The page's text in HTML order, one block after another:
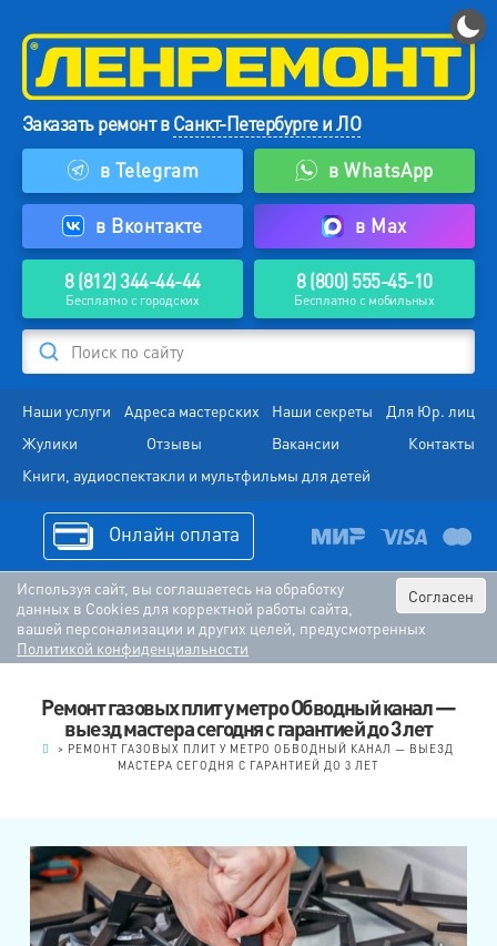
Заказать ремонт вСанкт-Петербурге и ЛО
в Telegram
в WhatsApp
в Вконтакте в Max
8 (812) 344-44-44
Бесплатно с городских
8 (800) 555-45-10
Бесплатно с мобильных
Поиск по сайту
Наши услуги Адреса мастерских Наши секреты
Для Юр. лиц
Жулики
Отзывы Вакансии
Контакты
Книги, аудиоспектакли и мультфильмы для детей
Онлайн оплата
Согласен
Используя сайт, вы соглашаетесь на обработку
данных в Cookies для корректной работы сайта,
вашей персонализации и других целей, предусмотренных
Политикой конфиденциальности
Ремонт газовых плит у метро Обводный канал —
выезд мастера сегодня с гарантией до 3 лет
> РЕМОНТ ГАЗОВЫХ ПЛИТ У МЕТРО ОБВОДНЫЙ КАНАЛ — ВЫЕЗД
МАСТЕРА СЕГОДНЯ С ГАРАНТИЕЙ ДО 3 ЛЕТ